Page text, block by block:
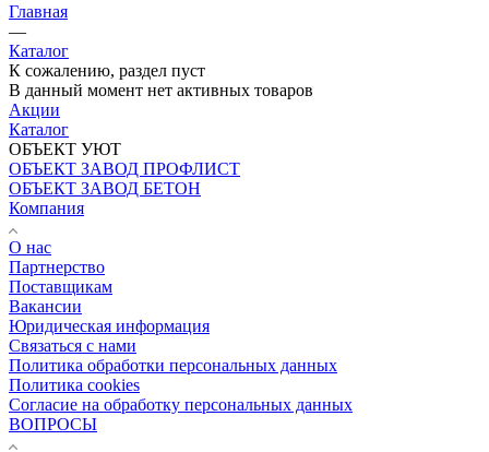
Главная
—
Каталог
К сожалению, раздел пуст
В данный момент нет активных товаров
Акции
Каталог
ОБЪЕКТ УЮТ
ОБЪЕКТ ЗАВОД ПРОФЛИСТ
ОБЪЕКТ ЗАВОД БЕТОН
Компания
О нас
Партнерство
Поставщикам
Вакансии
Юридическая информация
Связаться с нами
Политика обработки персональных данных
Политика cookies
Согласие на обработку персональных данных
ВОПРОСЫ